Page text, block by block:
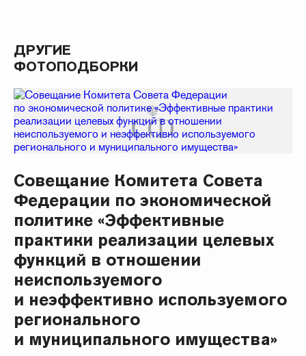
ДРУГИЕ
ФОТОПОДБОРКИ
Совещание Комитета Совета
Федерации по экономической
политике «Эффективные
практики реализации целевых
функций в отношении
неиспользуемого
и неэффективно используемого
регионального
и муниципального имущества»